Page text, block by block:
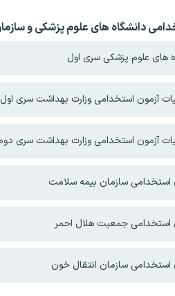
دانشگاه های علوم پزشکی و
های علوم پزشکی سری اول
آزمون استخدامی وزارت بهداشت سری اول
آزمون استخدامی وزارت بهداشت سری
سازمان بیمه سلامت
جمعیت هلال احمر
سازمان انتقال خون